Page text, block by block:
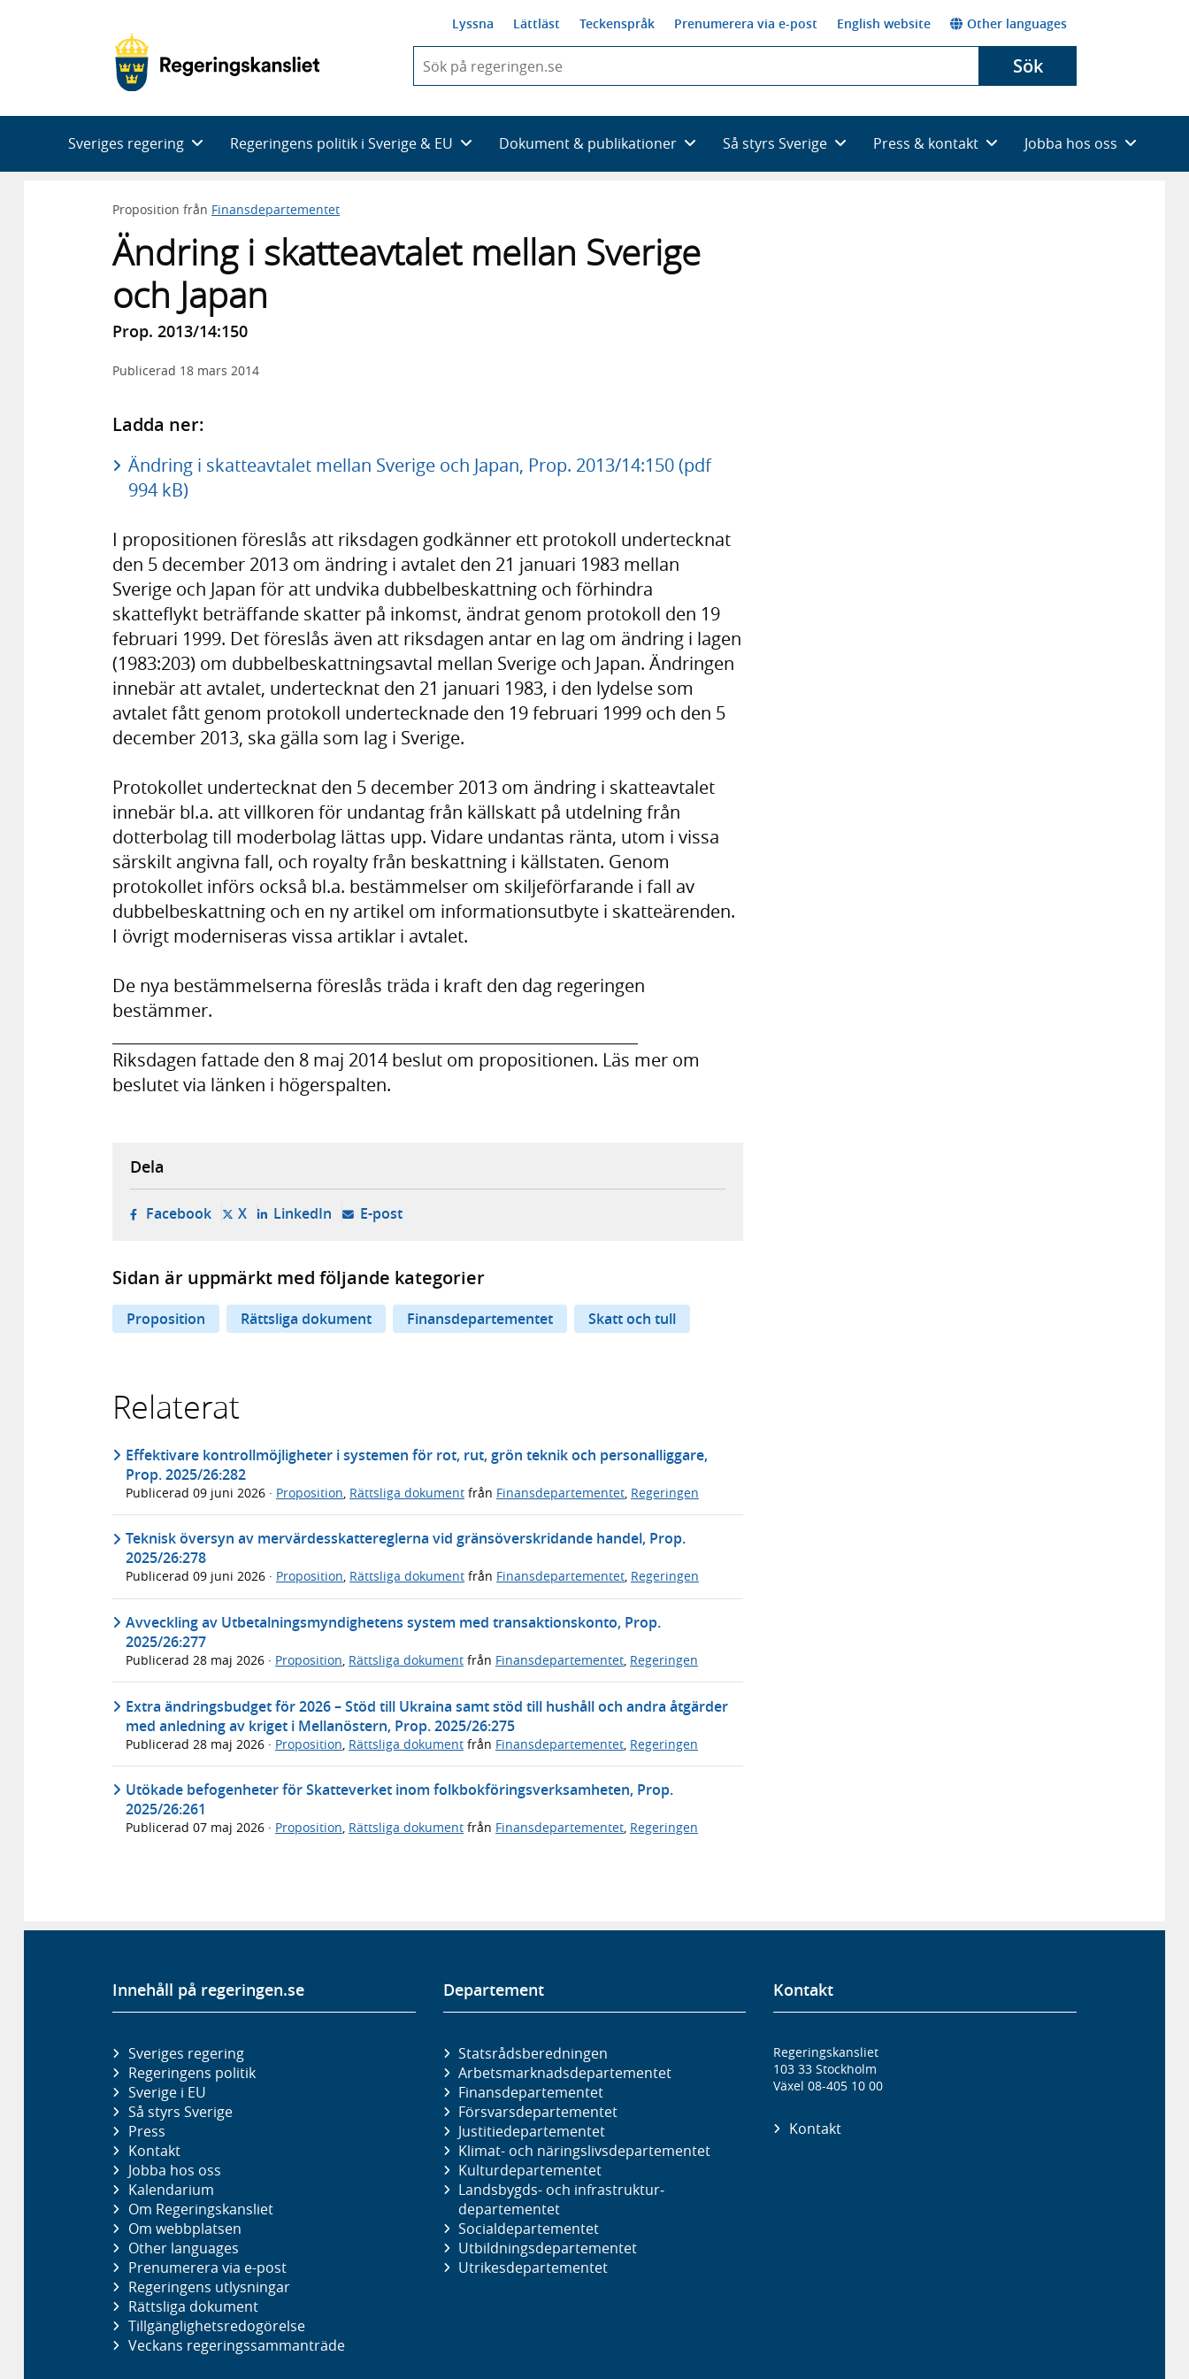
Lyssna Lättläst Teckenspråk Prenumerera via e-post English website Other languages
du
skriva
framträder
en
Sök
Sveriges regering Regeringens politik i Sverige & EU Dokument & publikationer Så styrs Sverige Press & kontakt Jobba hos oss
Proposition från Finansdepartementet
Ändring i skatteavtalet mellan Sverige
och Japan
Prop. 2013/14:150
Publicerad 18 mars 2014
Ladda ner:
Ändring i skatteavtalet mellan Sverige och Japan, Prop. 2013/14:150 (pdf
994 kB)
I propositionen föreslås att riksdagen godkänner ett protokoll undertecknat
den 5 december 2013 om ändring i avtalet den 21 januari 1983 mellan
Sverige och Japan för att undvika dubbelbeskattning och förhindra
skatteflykt beträffande skatter på inkomst, ändrat genom protokoll den 19
februari 1999. Det föreslås även att riksdagen antar en lag om ändring i lagen
(1983:203) om dubbelbeskattningsavtal mellan Sverige och Japan. Ändringen
innebär att avtalet, undertecknat den 21 januari 1983, i den lydelse som
avtalet fått genom protokoll undertecknade den 19 februari 1999 och den 5
december 2013, ska gälla som lag i Sverige.
Protokollet undertecknat den 5 december 2013 om ändring i skatteavtalet
innebär bl.a. att villkoren för undantag från källskatt på utdelning från
dotterbolag till moderbolag lättas upp. Vidare undantas ränta, utom i vissa
särskilt angivna fall, och royalty från beskattning i källstaten. Genom
protokollet införs också bl.a. bestämmelser om skiljeförfarande i fall av
dubbelbeskattning och en ny artikel om informationsutbyte i skatteärenden.
I övrigt moderniseras vissa artiklar i avtalet.
De nya bestämmelserna föreslås träda i kraft den dag regeringen
bestämmer.
Riksdagen fattade den 8 maj 2014 beslut om propositionen. Läs mer om
beslutet via länken i högerspalten.
Dela
Facebook- öppnas i ny flik, extern webbplats,
X- öppnas i ny flik, extern webbplats,
LinkedIn- öppnas i ny flik, extern webbplats,
E-post- öppnar din e-postklient,
Sidan är uppmärkt med följande kategorier
Proposition Rättsliga dokument Finansdepartementet Skatt och tull
Relaterat
Effektivare kontrollmöjligheter i systemen för rot, rut, grön teknik och personalliggare,
Prop. 2025/26:282
Publicerad 09 juni 2026 · Proposition Rättsliga dokument från Finansdepartementet Regeringen
Teknisk översyn av mervärdesskattereglerna vid gränsöverskridande handel, Prop.
2025/26:278
Publicerad 09 juni 2026 · Proposition, Rättsliga dokument från Finansdepartementet, Regeringen
Avveckling av Utbetalningsmyndighetens system med transaktionskonto, Prop.
2025/26:277
Publicerad 28 maj 2026 · Proposition, Rättsliga dokument från Finansdepartementet, Regeringen
Extra ändringsbudget för 2026 – Stöd till Ukraina samt stöd till hushåll och andra åtgärder
med anledning av kriget i Mellanöstern, Prop. 2025/26:275
Publicerad 28 maj 2026 · Proposition Rättsliga dokument från Finansdepartementet Regeringen
Utökade befogenheter för Skatteverket inom folkbokföringsverksamheten, Prop.
2025/26:261
Publicerad 07 maj 2026 · Proposition, Rättsliga dokument från Finansdepartementet, Regeringen
Innehåll på regeringen.se
Sveriges regering
Regeringens politik
Sverige i EU
Så styrs Sverige
Press
Kontakt
Jobba hos oss
Kalendarium
Om Regeringskansliet
Om webbplatsen
Other languages
Prenumerera via e-post
Regeringens utlysningar
Rättsliga dokument
Tillgänglighetsredogörelse
Veckans regeringssammanträde
Departement
Statsrådsberedningen
Arbetsmarknads­departementet
Finans­departementet
Försvars­departementet
Justitie­departementet
Klimat- och näringslivs­departementet
Kultur­departementet
Landsbygds- och infrastruktur­
departementet
Social­departementet
Utbildnings­departementet
Utrikes­departementet
Kontakt
Regeringskansliet
103 33 Stockholm
Växel 08-405 10 00
Kontakt